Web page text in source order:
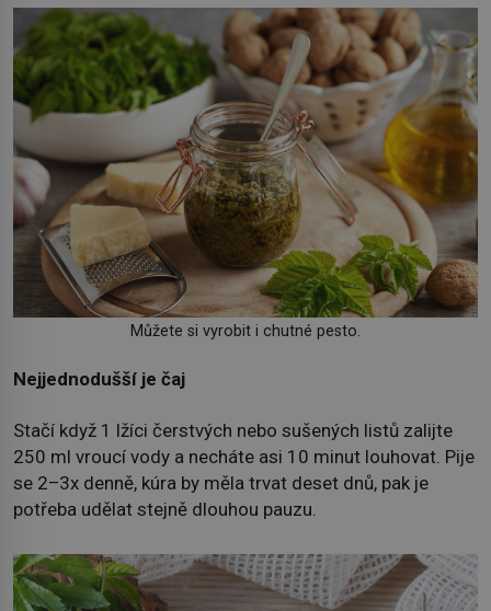
Můžete si vyrobit i chutné pesto.
Nejjednodušší je čaj
Stačí když 1 lžíci čerstvých nebo sušených listů zalijte
250 ml vroucí vody a necháte asi 10 minut louhovat. Pije
se 2–3x denně, kúra by měla trvat deset dnů, pak je
potřeba udělat stejně dlouhou pauzu.